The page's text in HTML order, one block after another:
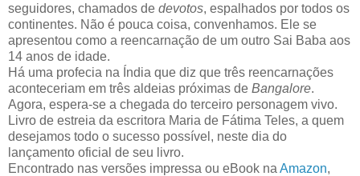
seguidores, chamados de devotos, espalhados por todos os
continentes. Não é pouca coisa, convenhamos. Ele se
apresentou como a reencarnação de um outro Sai Baba aos
14 anos de idade.
Há uma profecia na Índia que diz que três reencarnações
aconteceriam em três aldeias próximas de Bangalore.
Agora, espera-se a chegada do terceiro personagem vivo.
Livro de estreia da escritora Maria de Fátima Teles, a quem
desejamos todo o sucesso possível, neste dia do
lançamento oficial de seu livro.
Encontrado nas versões impressa ou eBook na Amazon,